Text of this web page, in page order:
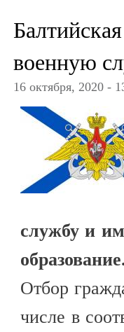
военную
16 октября, 2020 -
службу и
Отбор
числе в